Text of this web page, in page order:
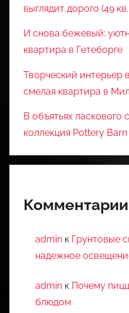
выглядит дорого (49
И снова бежевый:
квартира в Гетеборге
Творческий интерьер
смелая квартира в
В объятьях ласкового
коллекция Pottery Barn
Комментарии
admin к Грунтовые
надежное
admin к Почему
блюдом